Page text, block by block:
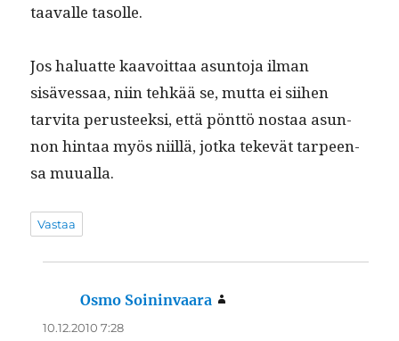
taavalle tasolle.
Jos halu­at­te kaavoit­taa asun­to­ja ilman
sisäves­saa, niin tehkää se, mut­ta ei siihen
tarvi­ta perus­teek­si, että pönt­tö nos­taa asun­
non hin­taa myös niil­lä, jot­ka tekevät tarpeen­
sa muualla.
Vastaa
Osmo Soininvaara
10.12.2010 7:28